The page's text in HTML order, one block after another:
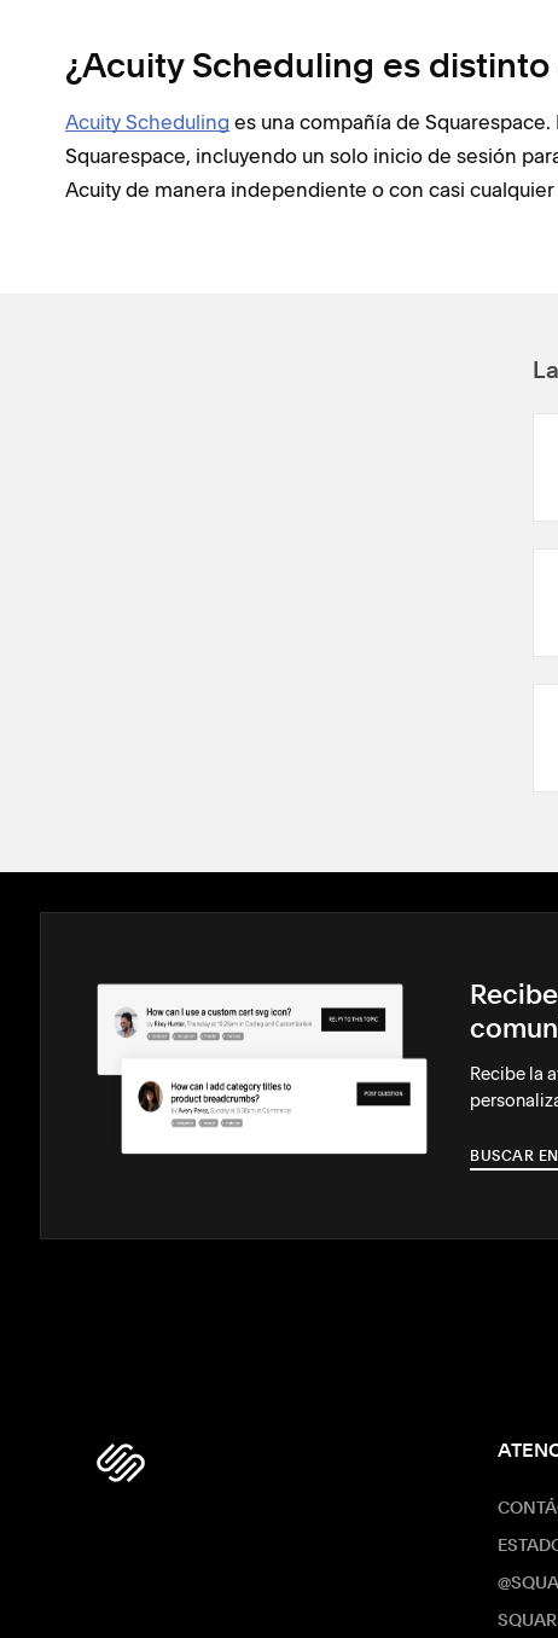
¿Acuity Scheduling es
Acuity Scheduling es una compañía de
Squarespace, incluyendo un solo inicio de sesión
Acuity de manera independiente o con casi
Recibe la
BUSCAR